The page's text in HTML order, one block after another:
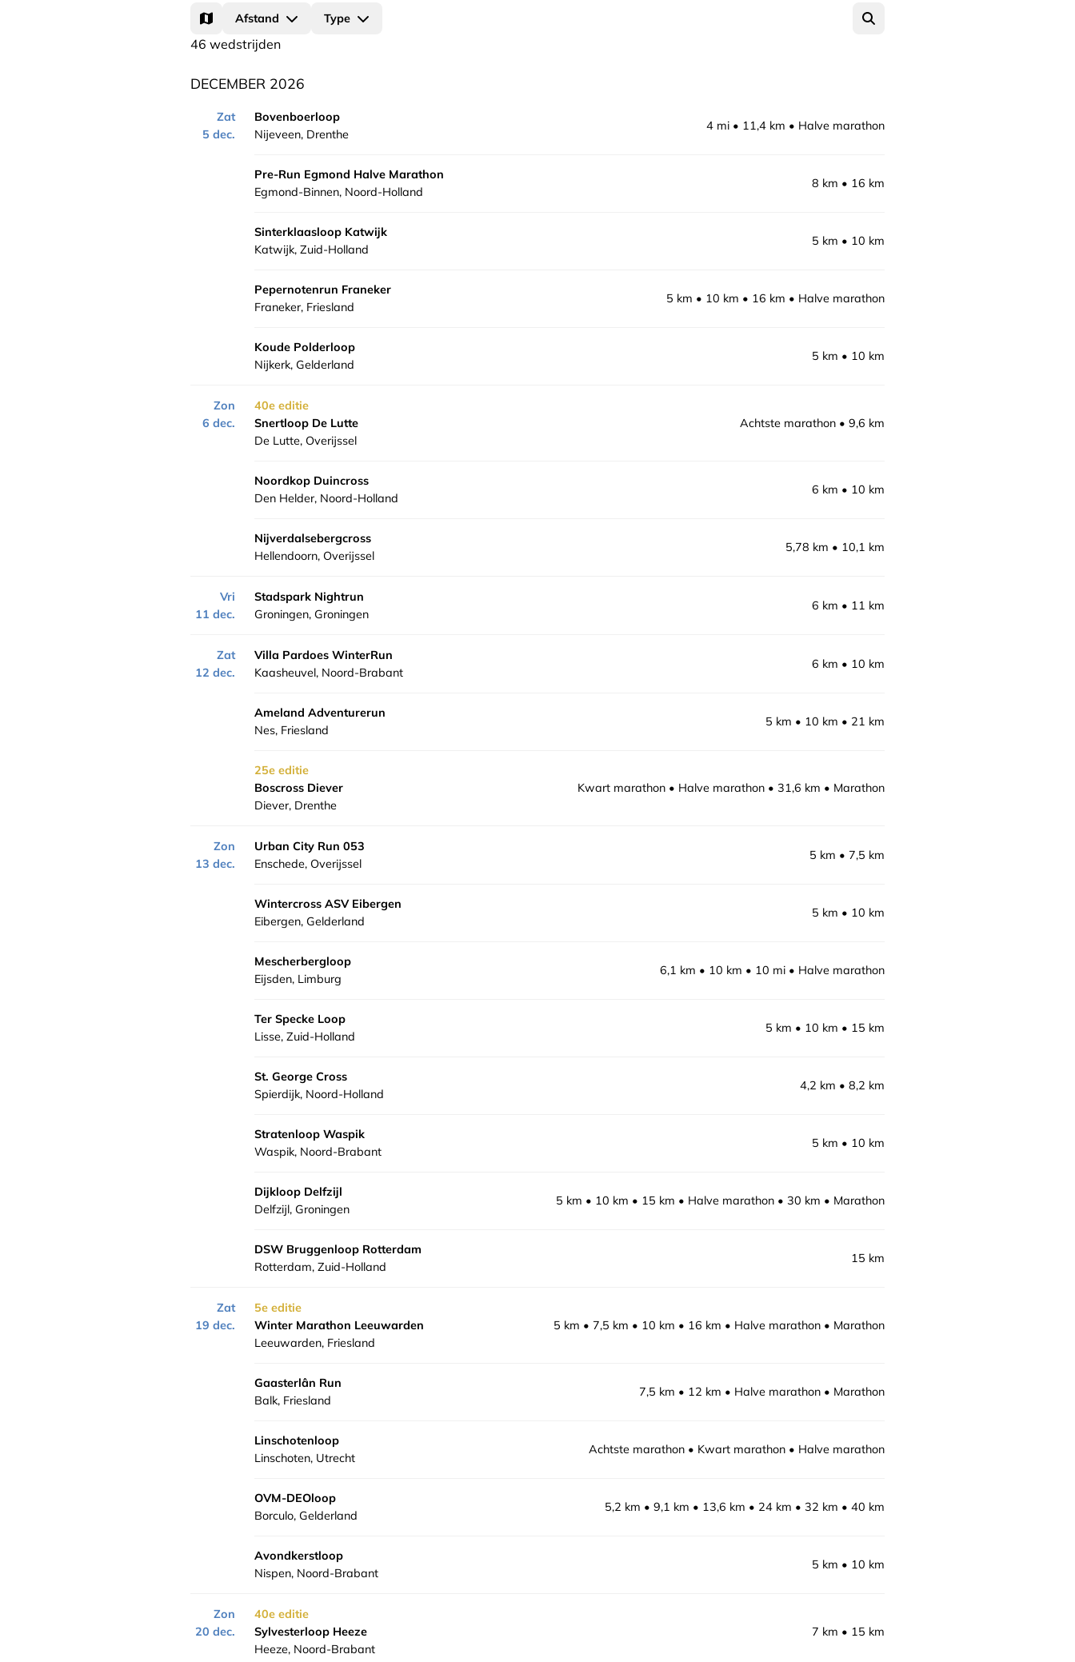
Afstand Type
46 wedstrijden
DECEMBER 2026
Zat
5 dec.
Bovenboerloop
Nijeveen, Drenthe
4 mi 11,4 km Halve marathon
Pre-Run Egmond Halve Marathon
Egmond-Binnen, Noord-Holland
8 km 16 km
Sinterklaasloop Katwijk
Katwijk, Zuid-Holland
5 km 10 km
Pepernotenrun Franeker
Franeker, Friesland
5 km 10 km 16 km Halve marathon
Koude Polderloop
Nijkerk, Gelderland
5 km 10 km
Zon
6 dec.
40e editie
Snertloop De Lutte
De Lutte, Overijssel
Achtste marathon 9,6 km
Noordkop Duincross
Den Helder, Noord-Holland
6 km 10 km
Nijverdalsebergcross
Hellendoorn, Overijssel
5,78 km 10,1 km
Vri
11 dec.
Stadspark Nightrun
Groningen, Groningen
6 km 11 km
Zat
12 dec.
Villa Pardoes WinterRun
Kaasheuvel, Noord-Brabant
6 km 10 km
Ameland Adventurerun
Nes, Friesland
5 km 10 km 21 km
25e editie
Boscross Diever
Diever, Drenthe
Kwart marathon Halve marathon 31,6 km Marathon
Zon
13 dec.
Urban City Run 053
Enschede, Overijssel
5 km 7,5 km
Wintercross ASV Eibergen
Eibergen, Gelderland
5 km 10 km
Mescherbergloop
Eijsden, Limburg
6,1 km 10 km 10 mi Halve marathon
Ter Specke Loop
Lisse, Zuid-Holland
5 km 10 km 15 km
St. George Cross
Spierdijk, Noord-Holland
4,2 km 8,2 km
Stratenloop Waspik
Waspik, Noord-Brabant
5 km 10 km
Dijkloop Delfzijl
Delfzijl, Groningen
5 km 10 km 15 km Halve marathon 30 km Marathon
DSW Bruggenloop Rotterdam
Rotterdam, Zuid-Holland
15 km
Zat
19 dec.
5e editie
Winter Marathon Leeuwarden
Leeuwarden, Friesland
5 km 7,5 km 10 km 16 km Halve marathon Marathon
Gaasterlân Run
Balk, Friesland
7,5 km 12 km Halve marathon Marathon
Linschotenloop
Linschoten, Utrecht
Achtste marathon Kwart marathon Halve marathon
OVM-DEOloop
Borculo, Gelderland
5,2 km 9,1 km 13,6 km 24 km 32 km 40 km
Avondkerstloop
Nispen, Noord-Brabant
5 km 10 km
Zon
20 dec.
40e editie
Sylvesterloop Heeze
Heeze, Noord-Brabant
7 km 15 km